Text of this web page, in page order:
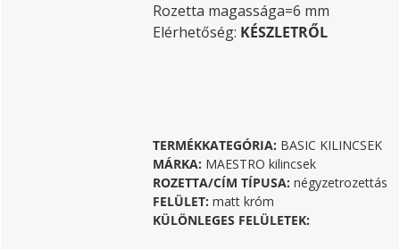
Rozetta magassága=6 mm
Elérhetőség: KÉSZLETRŐL
TERMÉKKATEGÓRIA: BASIC KILINCSEK
MÁRKA: MAESTRO kilincsek
ROZETTA/CÍM TÍPUSA: négyzetrozettás
FELÜLET: matt króm
KÜLÖNLEGES FELÜLETEK: